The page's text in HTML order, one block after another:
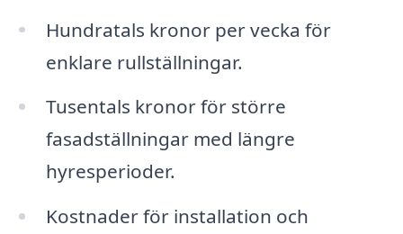
Hundratals kronor per vecka för
enklare rullställningar.
Tusentals kronor för större
fasadställningar med längre
hyresperioder.
Kostnader för installation och